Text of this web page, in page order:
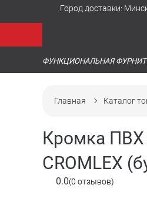
Город доставки:
ФУНКЦИОНАЛЬНАЯ
Главная Каталог
Кромка
CROMLEX
0.0(0 отзывов)